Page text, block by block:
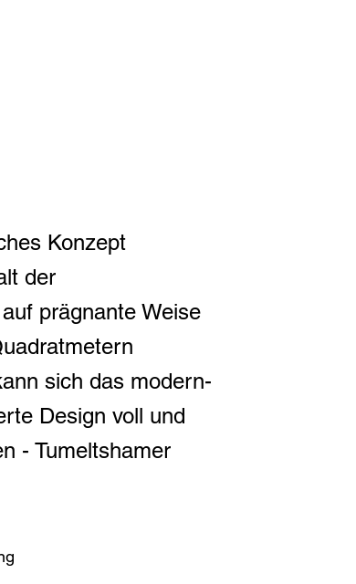
Konzept
der
prägnante Weise
sich das modern-
Design voll und
- Tumeltshamer